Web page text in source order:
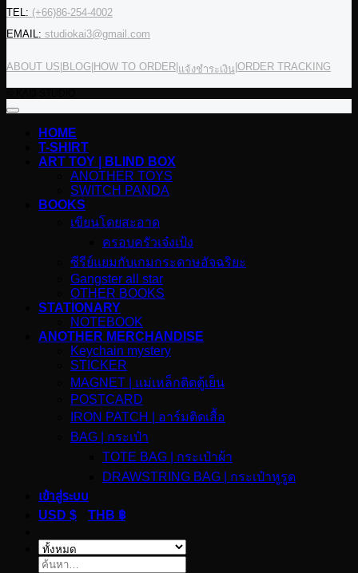
TEL: (+66)86-254-4002
EMAIL: studiokai3@gmail.com
ABOUT US BLOG HOW TO ORDER แจ้งชำระเงิน ORDER TRACKING
HOME
T-SHIRT
ART TOY | BLIND BOX
ANOTHER TOYS
SWITCH PANDA
BOOKS
เขียนโดยสะอาด
ครอบครัวเจ๋งเป้ง
ซีรีย์แยมกับเกมกระดาษอัจฉริยะ
Gangster all star
OTHER BOOKS
STATIONARY
NOTEBOOK
ANOTHER MERCHANDISE
Keychain mystery
STICKER
MAGNET | แม่เหล็กติดตู้เย็น
POSTCARD
IRON PATCH | อาร์มติดเสื้อ
BAG | กระเป๋า
TOTE BAG | กระเป๋าผ้า
DRAWSTRING BAG | กระเป๋าหูรูด
เข้าสู่ระบบ
USD $
THB ฿
ค้นหา: